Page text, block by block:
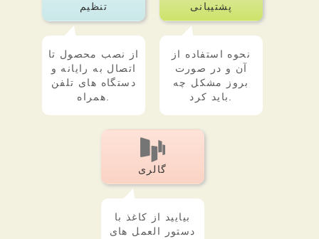
تنظیم
از نصب محصول تا
اتصال به رایانه و
دستگاه های تلفن
همراه.
پشتیبانی
نحوه استفاده از
آن و در صورت
بروز مشکل چه
باید کرد.
گالری
بیایید از کاغذ با
دستور العمل های